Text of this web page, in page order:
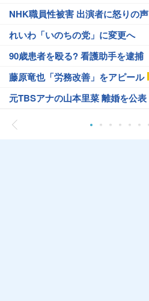
NHK職員性被害 出演者に怒りの声
れいわ「いのちの党」に変更へ
90歳患者を殴る? 看護助手を逮捕
藤原竜也「労務改善」をアピール
元TBSアナの山本里菜 離婚を公表